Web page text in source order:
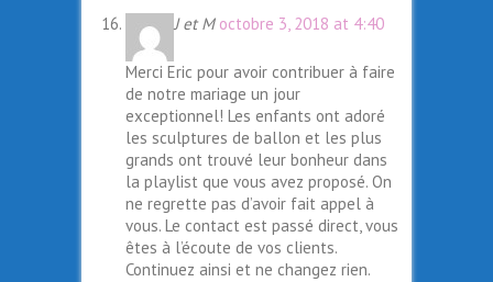
J et M octobre 3, 2018 at 4:40
Merci Eric pour avoir contribuer à faire
de notre mariage un jour
exceptionnel! Les enfants ont adoré
les sculptures de ballon et les plus
grands ont trouvé leur bonheur dans
la playlist que vous avez proposé. On
ne regrette pas d’avoir fait appel à
vous. Le contact est passé direct, vous
êtes à l’écoute de vos clients.
Continuez ainsi et ne changez rien.